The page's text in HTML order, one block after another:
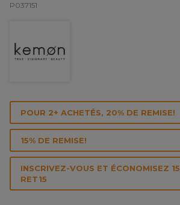
P037151
POUR 2+ ACHETÉS, 20% DE REMISE!
15% DE REMISE!
INSCRIVEZ-VOUS ET ÉCONOMISEZ
RET15